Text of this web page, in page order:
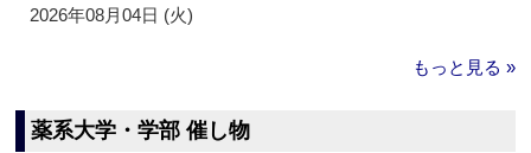
2026年08月04日 (火)
もっと見る »
薬系大学・学部 催し物